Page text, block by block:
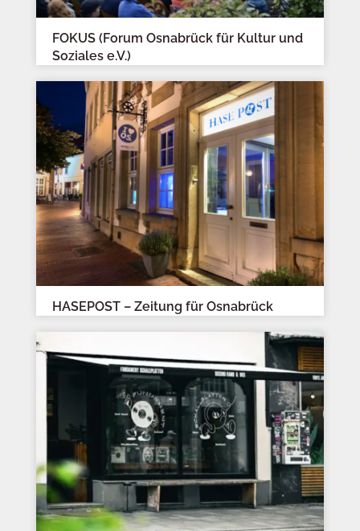
FOKUS (Forum Osnabrück für Kultur und
Soziales e.V.)
HASEPOST – Zeitung für Osnabrück